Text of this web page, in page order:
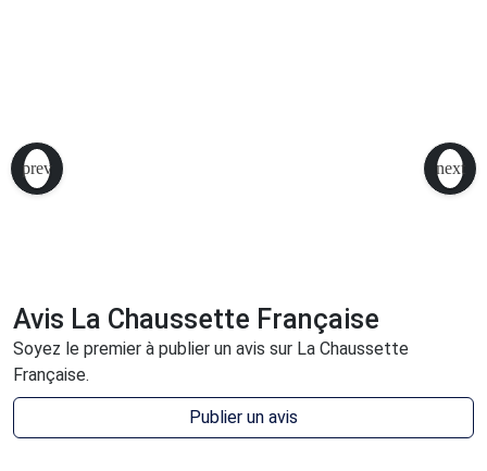
Avis La Chaussette Française
Soyez le premier à publier un avis sur La Chaussette
Française.
Publier un avis